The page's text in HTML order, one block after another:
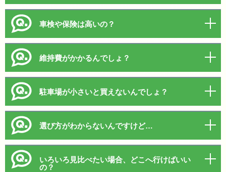
車検や保険は高いの？
維持費がかかるんでしょ？
駐車場が小さいと買えないんでしょ？
選び方がわからないんですけど…
いろいろ見比べたい場合、どこへ行けばいい
の？